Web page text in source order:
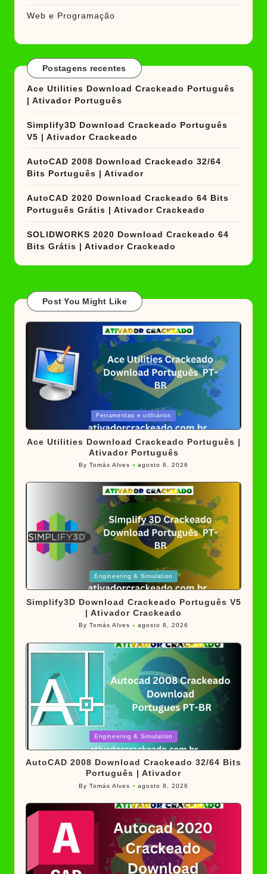
Web e Programação
Postagens recentes
Ace Utilities Download Crackeado Português
| Ativador Português
Simplify3D Download Crackeado Português
V5 | Ativador Crackeado
AutoCAD 2008 Download Crackeado 32/64
Bits Português | Ativador
AutoCAD 2020 Download Crackeado 64 Bits
Português Grátis | Ativador Crackeado
SOLIDWORKS 2020 Download Crackeado 64
Bits Grátis | Ativador Crackeado
Post You Might Like
in
Ferramentas e utilitários
Ace Utilities Download Crackeado Português |
Ativador Português
Posted
ByTomás Alves agosto 8, 2026
in
Engineering & Simulation
Simplify3D Download Crackeado Português V5
| Ativador Crackeado
Posted
ByTomás Alves agosto 8, 2026
in
Engineering & Simulation
AutoCAD 2008 Download Crackeado 32/64 Bits
Português | Ativador
Posted
ByTomás Alves agosto 8, 2026